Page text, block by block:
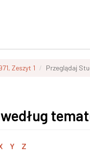
Zeszyt 1 Przeglądaj
Y Z